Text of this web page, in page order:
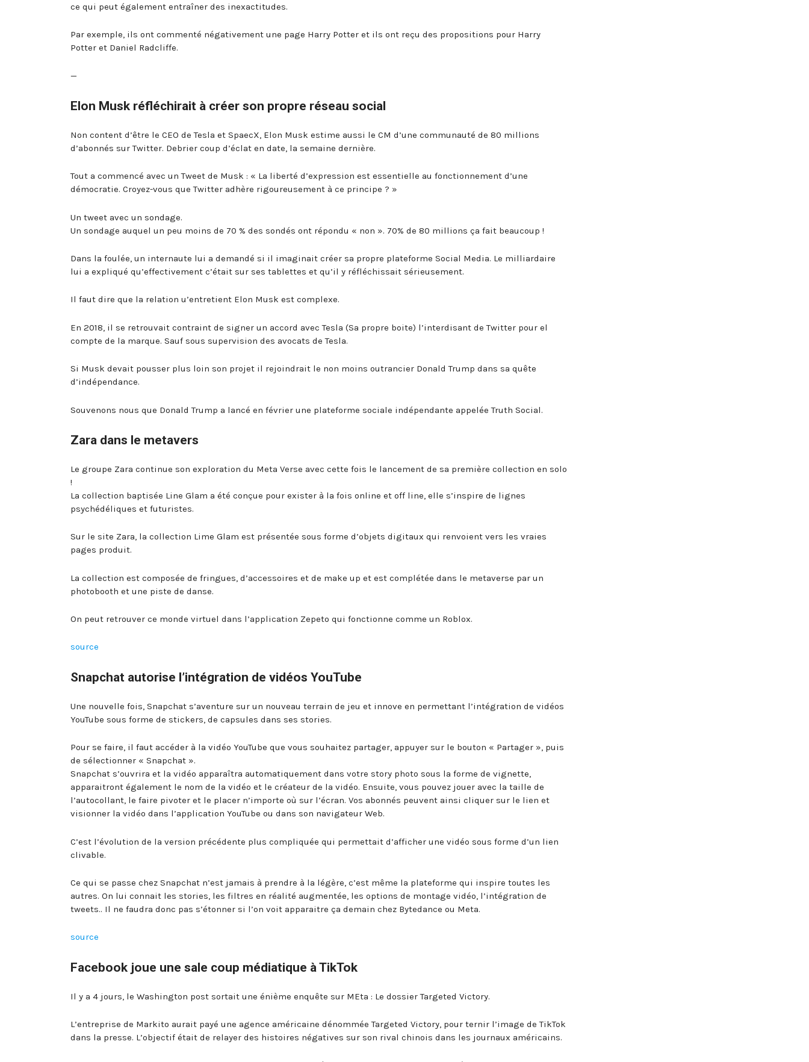
ce qui peut également entraîner des inexactitudes.
Par exemple, ils ont commenté négativement une page Harry Potter et ils ont reçu des propositions pour Harry
Potter et Daniel Radcliffe.
—
Elon Musk réfléchirait à créer son propre réseau social
Non content d’être le CEO de Tesla et SpaecX, Elon Musk estime aussi le CM d’une communauté de 80 millions
d’abonnés sur Twitter. Debrier coup d’éclat en date, la semaine dernière.
Tout a commencé avec un Tweet de Musk : « La liberté d’expression est essentielle au fonctionnement d’une
démocratie. Croyez-vous que Twitter adhère rigoureusement à ce principe ? »
Un tweet avec un sondage.
Un sondage auquel un peu moins de 70 % des sondés ont répondu « non ». 70% de 80 millions ça fait beaucoup !
Dans la foulée, un internaute lui a demandé si il imaginait créer sa propre plateforme Social Media. Le milliardaire
lui a expliqué qu’effectivement c’était sur ses tablettes et qu’il y réfléchissait sérieusement.
Il faut dire que la relation u’entretient Elon Musk est complexe.
En 2018, il se retrouvait contraint de signer un accord avec Tesla (Sa propre boite) l’interdisant de Twitter pour el
compte de la marque. Sauf sous supervision des avocats de Tesla.
Si Musk devait pousser plus loin son projet il rejoindrait le non moins outrancier Donald Trump dans sa quête
d’indépendance.
Souvenons nous que Donald Trump a lancé en février une plateforme sociale indépendante appelée Truth Social.
Zara dans le metavers
Le groupe Zara continue son exploration du Meta Verse avec cette fois le lancement de sa première collection en solo
!
La collection baptisée Line Glam a été conçue pour exister à la fois online et off line, elle s’inspire de lignes
psychédéliques et futuristes.
Sur le site Zara, la collection Lime Glam est présentée sous forme d’objets digitaux qui renvoient vers les vraies
pages produit.
La collection est composée de fringues, d’accessoires et de make up et est complétée dans le metaverse par un
photobooth et une piste de danse.
On peut retrouver ce monde virtuel dans l’application Zepeto qui fonctionne comme un Roblox.
source
Snapchat autorise l’intégration de vidéos YouTube
Une nouvelle fois, Snapchat s’aventure sur un nouveau terrain de jeu et innove en permettant l’intégration de vidéos
YouTube sous forme de stickers, de capsules dans ses stories.
Pour se faire, il faut accéder à la vidéo YouTube que vous souhaitez partager, appuyer sur le bouton « Partager », puis
de sélectionner « Snapchat ».
Snapchat s’ouvrira et la vidéo apparaîtra automatiquement dans votre story photo sous la forme de vignette,
apparaitront également le nom de la vidéo et le créateur de la vidéo. Ensuite, vous pouvez jouer avec la taille de
l’autocollant, le faire pivoter et le placer n’importe où sur l’écran. Vos abonnés peuvent ainsi cliquer sur le lien et
visionner la vidéo dans l’application YouTube ou dans son navigateur Web.
C’est l’évolution de la version précédente plus compliquée qui permettait d’afficher une vidéo sous forme d’un lien
clivable.
Ce qui se passe chez Snapchat n’est jamais à prendre à la légère, c’est même la plateforme qui inspire toutes les
autres. On lui connait les stories, les filtres en réalité augmentée, les options de montage vidéo, l’intégration de
tweets.. Il ne faudra donc pas s’étonner si l’on voit apparaitre ça demain chez Bytedance ou Meta.
source
Facebook joue une sale coup médiatique à TikTok
Il y a 4 jours, le Washington post sortait une énième enquête sur MEta : Le dossier Targeted Victory.
L’entreprise de Markito aurait payé une agence américaine dénommée Targeted Victory, pour ternir l’image de TikTok
dans la presse. L’objectif était de relayer des histoires négatives sur son rival chinois dans les journaux américains.